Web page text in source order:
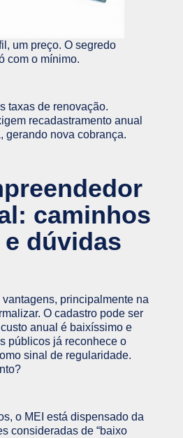
um preço. O segredo
com o mínimo.
taxas de renovação.
recadastramento anual
gerando nova cobrança.
caminhos
dúvidas
principalmente na
O cadastro pode ser
anual é baixíssimo e
públicos já reconhece o
sinal de regularidade.
o MEI está dispensado da
consideradas de “baixo